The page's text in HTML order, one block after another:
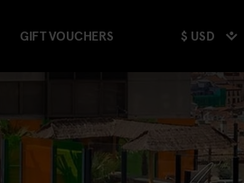
GIFT VOUCHERS $ USD